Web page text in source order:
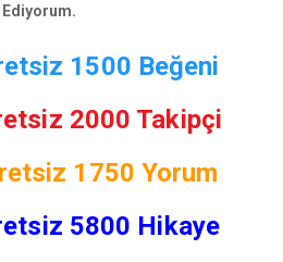
Ediyorum.
1500 Beğeni
2000 Takipçi
1750 Yorum
5800 Hikaye